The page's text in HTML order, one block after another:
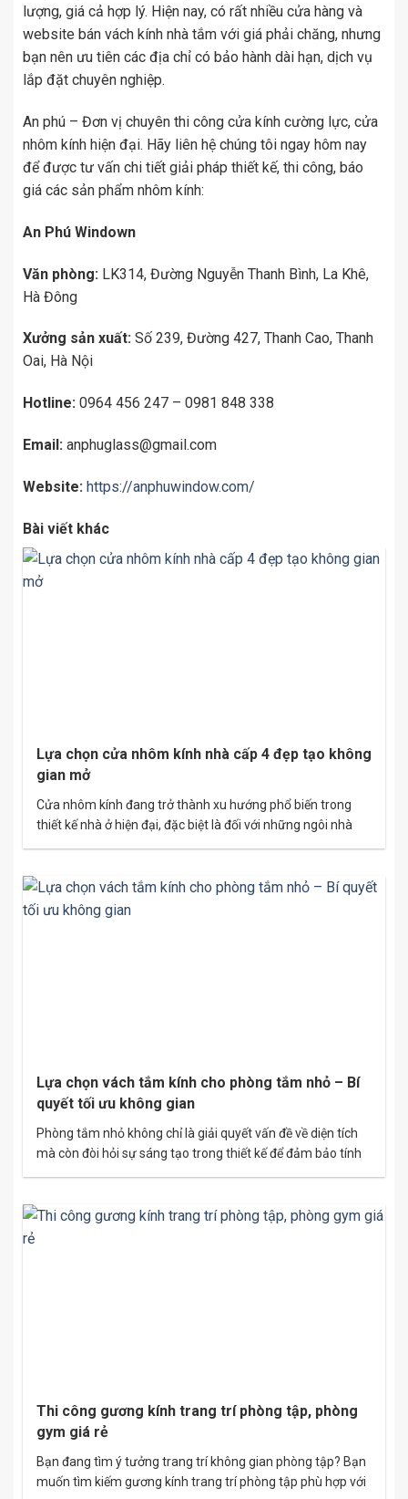
lượng, giá cả hợp lý. Hiện nay, có rất nhiều cửa hàng và
website bán vách kính nhà tắm với giá phải chăng, nhưng
bạn nên ưu tiên các địa chỉ có bảo hành dài hạn, dịch vụ
lắp đặt chuyên nghiệp.
An phú – Đơn vị chuyên thi công cửa kính cường lực, cửa
nhôm kính hiện đại. Hãy liên hệ chúng tôi ngay hôm nay
để được tư vấn chi tiết giải pháp thiết kế, thi công, báo
giá các sản phẩm nhôm kính:
An Phú Windown
Văn phòng: LK314, Đường Nguyễn Thanh Bình, La Khê,
Hà Đông
Xưởng sản xuất: Số 239, Đường 427, Thanh Cao, Thanh
Oai, Hà Nội
Hotline: 0964 456 247 – 0981 848 338
Email: anphuglass@gmail.com
Website: https://anphuwindow.com/
Bài viết khác
Lựa chọn cửa nhôm kính nhà cấp 4 đẹp tạo không
gian mở
Cửa nhôm kính đang trở thành xu hướng phổ biến trong
thiết kế nhà ở hiện đại, đặc biệt là đối với những ngôi nhà
nhiên. Bài viết này sẽ…
Lựa chọn vách tắm kính cho phòng tắm nhỏ – Bí
quyết tối ưu không gian
Phòng tắm nhỏ không chỉ là giải quyết vấn đề về diện tích
mà còn đòi hỏi sự sáng tạo trong thiết kế để đảm bảo tính
tối ưu diện tích….
Thi công gương kính trang trí phòng tập, phòng
gym giá rẻ
Bạn đang tìm ý tưởng trang trí không gian phòng tập? Bạn
muốn tìm kiếm gương kính trang trí phòng tập phù hợp với